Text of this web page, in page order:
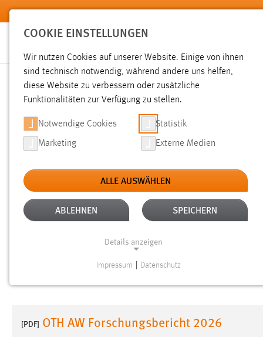
Zum Hauptinhalt springen
SUCHE
Aktive Filter: TYP: DATEIEN ALLE FILTER ENTFERNEN
Gesucht nach "raum". Es wurden 1484 Ergebnisse gefunden.
[PDF] OTH AW Forschungsbericht 2026
COOKIE EINSTELLUNGEN
Wir nutzen Cookies auf unserer Website. Einige von ihnen
sind technisch notwendig, während andere uns helfen,
diese Website zu verbessern oder zusätzliche
Funktionalitäten zur Verfügung zu stellen.
Notwendige Cookies Statistik
Marketing Externe Medien
ALLE AUSWÄHLEN
ABLEHNEN SPEICHERN
Details anzeigen
Website erforderlich.
Impressum Datenschutz